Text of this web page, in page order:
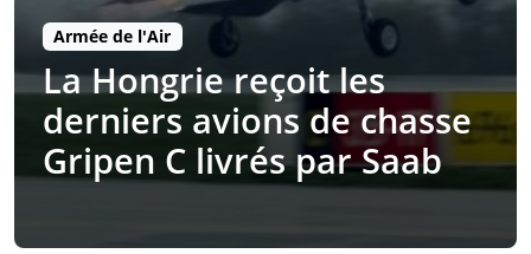
Armée de l'Air
La Hongrie reçoit les
derniers avions de chasse
Gripen C livrés par Saab